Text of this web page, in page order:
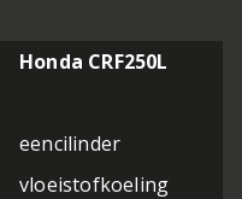
Honda CRF250L
eencilinder
vloeistofkoeling